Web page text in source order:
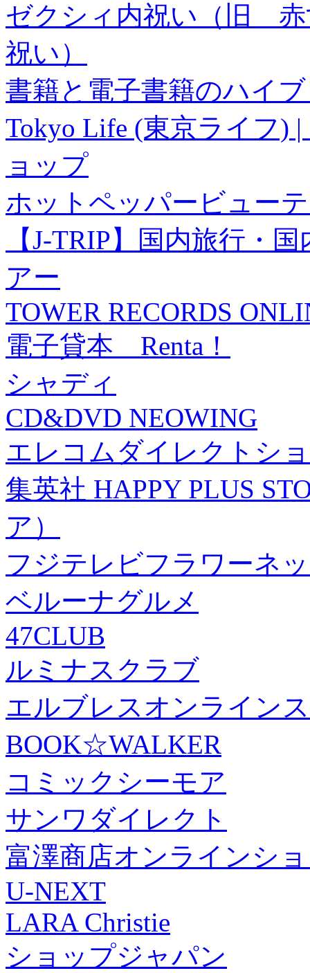
ゼクシィ内祝い（旧 赤
祝い）
書籍と電子書籍のハイ
Tokyo Life (東京ライフ)
ョップ
ホットペッパービュー
【J-TRIP】国内旅行・
アー
TOWER RECORDS
電子貸本 Renta！
シャディ
CD&DVD NEOWING
エレコムダイレクトシ
集英社 HAPPY PLUS
ア）
フジテレビフラワーネ
ベルーナグルメ
47CLUB
ルミナスクラブ
エルブレスオンライン
BOOK☆WALKER
コミックシーモア
サンワダイレクト
富澤商店オンラインシ
U-NEXT
LARA Christie
ショップジャパン